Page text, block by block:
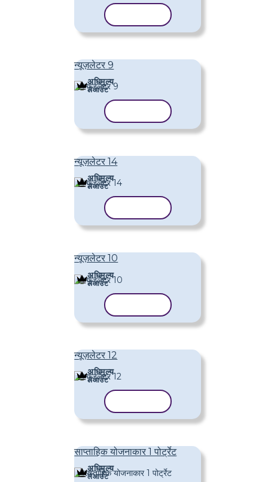
न्यूज़लेटर 9
अधिमूल्य
लेआउट
न्यूज़लेटर 14
अधिमूल्य
लेआउट
न्यूज़लेटर 10
अधिमूल्य
लेआउट
न्यूज़लेटर 12
अधिमूल्य
लेआउट
साप्ताहिक योजनाकार 1 पोर्ट्रेट
अधिमूल्य
लेआउट